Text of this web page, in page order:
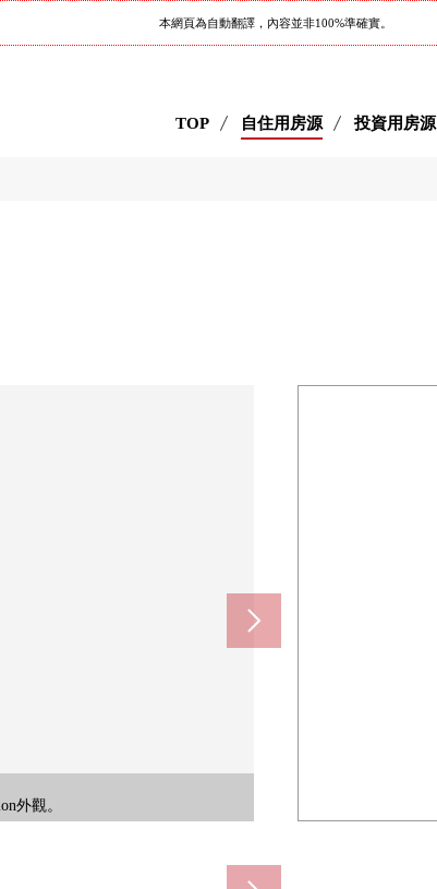
本網頁為自動翻譯，內容並非100%準確實。
TOP 自住用房源 投資用房源
外觀。
。自動販賣機附近被設置。
來訪者的確認以及安全面考慮的設
非機動車來，放心，也能利用雨的
到建築物的安靜的氣氛。
的郵筒，便於每天的郵件的領取。
賣機以及店鋪是不久被感到生活便
頂的路徑是特徴。
機被在入口旁邊設置。
外觀。店鋪空間也在1樓。
台被在各住戸設置。